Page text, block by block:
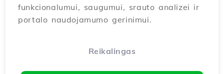
funkcionalumui, saugumui, srauto analizei ir
portalo naudojamumo gerinimui.
Reikalingas